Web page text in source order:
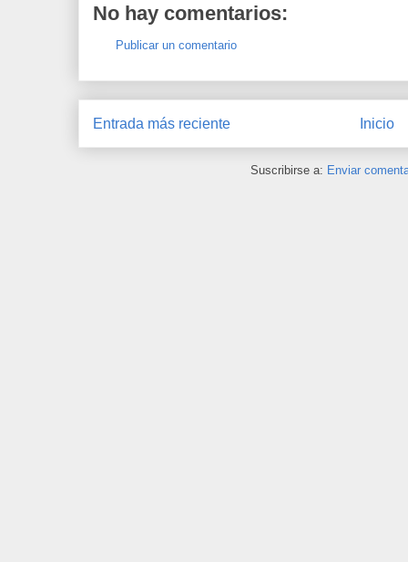
No hay comentarios:
Publicar un comentario
Entrada más reciente Inicio
Suscribirse a: Enviar